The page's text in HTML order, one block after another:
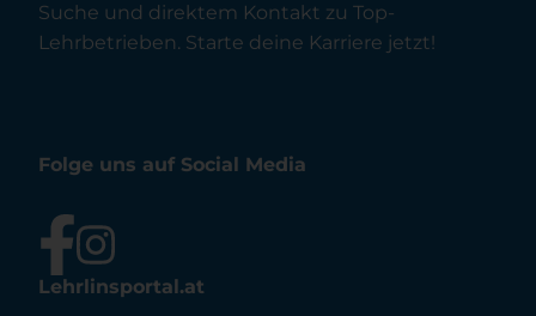
Suche und direktem Kontakt zu Top-
Lehrbetrieben. Starte deine Karriere jetzt!
Folge uns auf Social Media
Lehrlinsportal.at